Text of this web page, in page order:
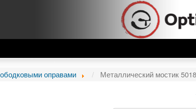
оправами Металлический мостик